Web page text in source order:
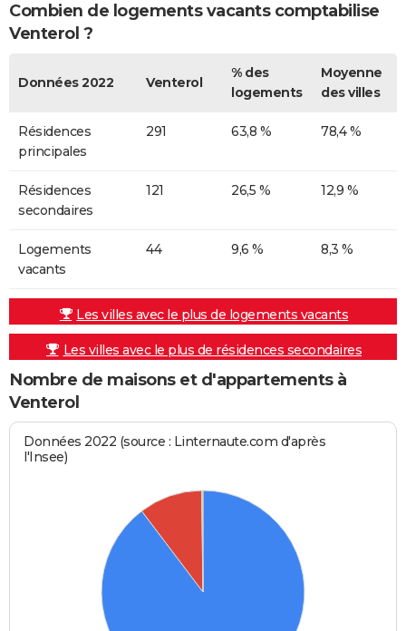
Combien de logements vacants comptabilise
Venterol ?
Données 2022 Venterol
% des
logements
Moyenne
des villes
Résidences
principales
291 63,8 % 78,4 %
Résidences
secondaires
121 26,5 % 12,9 %
Logements
vacants
44 9,6 % 8,3 %
Les villes avec le plus de logements vacants
Les villes avec le plus de résidences secondaires
Nombre de maisons et d'appartements à
Venterol
Données 2022 (source : Linternaute.com d'après
l'Insee)